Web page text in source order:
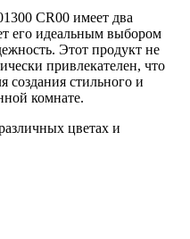
CR00 имеет два
его идеальным выбором
Этот продукт не
привлекателен, что
создания стильного и
комнате.
цветах и